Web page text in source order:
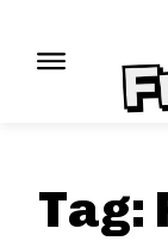
Tag: